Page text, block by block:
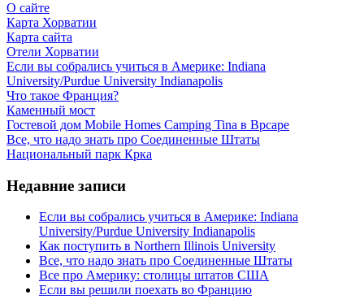
О сайте
Карта Хорватии
Карта сайта
Отели Хорватии
Если вы собрались учиться в Америке: Indiana
University/Purdue University Indianapolis
Что такое Франция?
Каменный мост
Гостевой дом Mobile Homes Camping Tina в Врсаре
Все, что надо знать про Соединенные Штаты
Национальный парк Крка
Недавние записи
Если вы собрались учиться в Америке: Indiana
University/Purdue University Indianapolis
Как поступить в Northern Illinois University
Все, что надо знать про Соединенные Штаты
Все про Америку: столицы штатов США
Если вы решили поехать во Францию